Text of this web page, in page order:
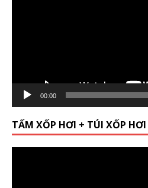
00:00
TẤM XỐP HƠI + TÚI XỐP HƠI